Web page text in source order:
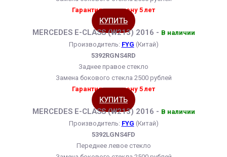
Гарантия на замену 5 лет
КУПИТЬ
MERCEDES E-CLASS (W213) 2016 - В наличии
Производитель: FYG (Китай)
5392RGNS4RD
Заднее правое стекло
Замена бокового стекла 2500 рублей
Гарантия на замену 5 лет
КУПИТЬ
MERCEDES E-CLASS (W213) 2016 - В наличии
Производитель: FYG (Китай)
5392LGNS4FD
Переднее левое стекло